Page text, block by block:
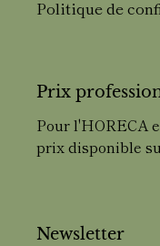
Politique de
Prix
Pour l'HORECA
prix disponible
Newsletter